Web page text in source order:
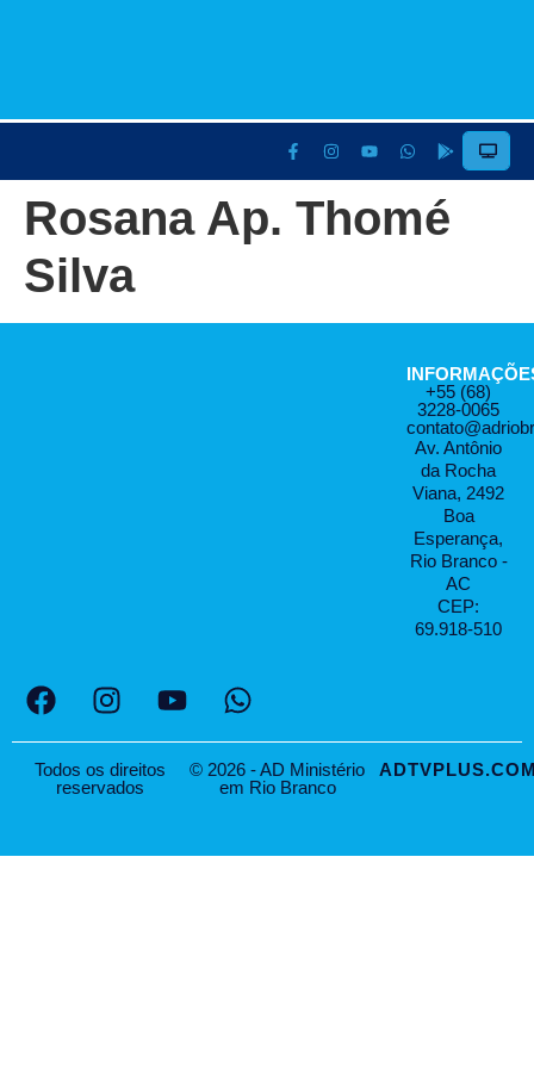
Rosana Ap. Thomé
Silva
+55 (68)
3228-0065
Av. Antônio
da Rocha
Viana, 2492
Boa
Esperança,
Rio Branco -
AC
CEP:
69.918-510
Todos os direitos
reservados
© 2026 - AD Ministério
em Rio Branco